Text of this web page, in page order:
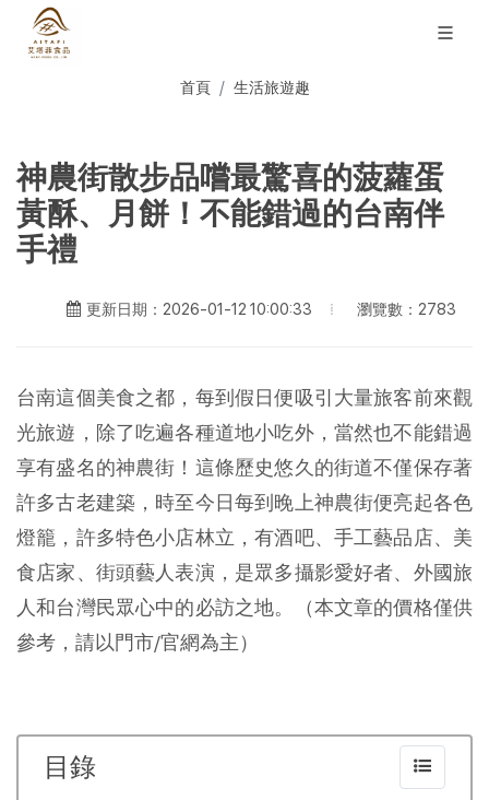
首頁 生活旅遊趣
神農街散步品嚐最驚喜的菠蘿蛋
黃酥、月餅！不能錯過的台南伴
手禮
更新日期：2026-01-12 10:00:33 瀏覽數：2783
台南這個美食之都，每到假日便吸引大量旅客前來觀
光旅遊，除了吃遍各種道地小吃外，當然也不能錯過
享有盛名的神農街！這條歷史悠久的街道不僅保存著
許多古老建築，時至今日每到晚上神農街便亮起各色
燈籠，許多特色小店林立，有酒吧、手工藝品店、美
食店家、街頭藝人表演，是眾多攝影愛好者、外國旅
人和台灣民眾心中的必訪之地。（本文章的價格僅供
參考，請以門市/官網為主）
目錄